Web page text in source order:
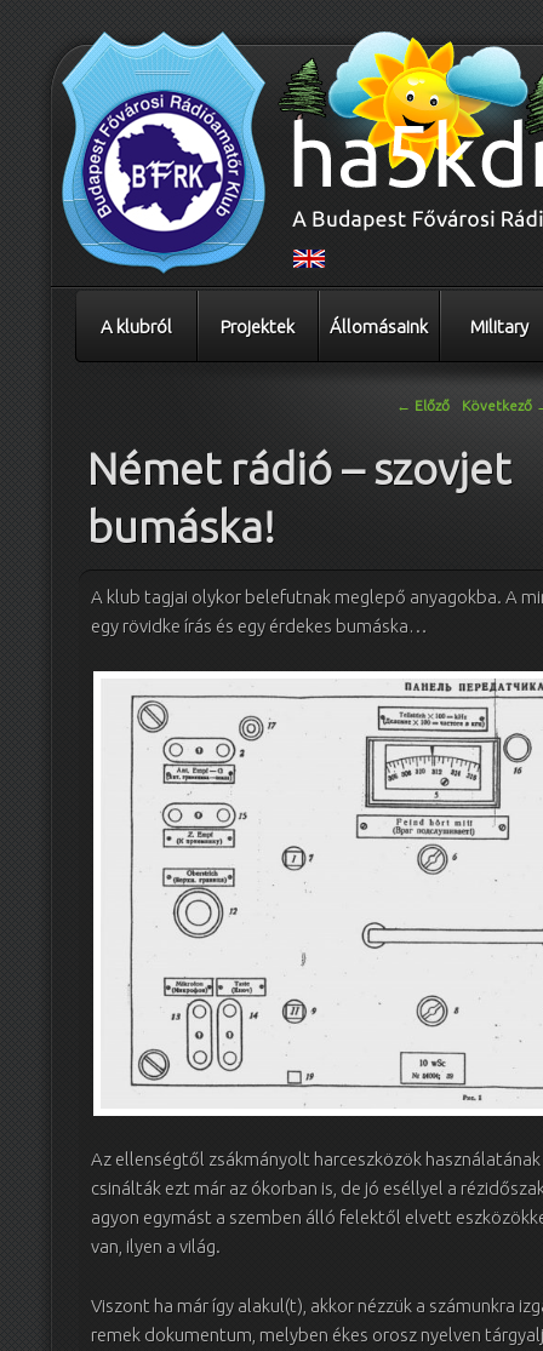
A klubról Projektek Állomásaink Military
← Előző Következő
Német rádió – szovjet
bumáska!
A klub tagjai olykor belefutnak meglepő anyagokba. A
egy rövidke írás és egy érdekes bumáska…
Az ellenségtől zsákmányolt harceszközök
csinálták ezt már az ókorban is, de jó eséllyel a
agyon egymást a szemben álló felektől elvett
van, ilyen a világ.
Viszont ha már így alakul(t), akkor nézzük a számunkra
remek dokumentum, melyben ékes orosz nyelven